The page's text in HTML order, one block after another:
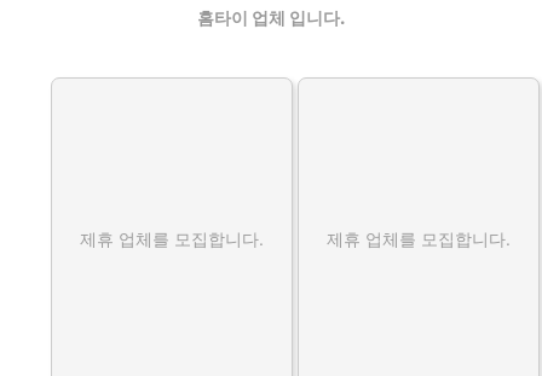
홈타이 업체 입니다.
제휴 업체를 모집합니다. 제휴 업체를 모집합니다.